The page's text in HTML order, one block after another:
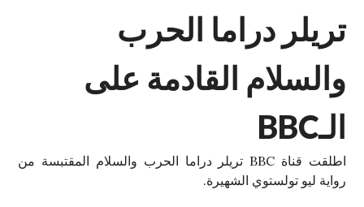
تريلر دراما الحرب
والسلام القادمة على
الـBBC
اطلقت قناة BBC تريلر دراما الحرب والسلام المقتبسة من
رواية ليو تولستوي الشهيرة.